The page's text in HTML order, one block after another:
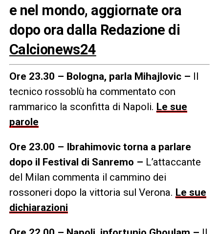
e nel mondo, aggiornate ora
dopo ora dalla Redazione di
Calcionews24
Ore 23.30 – Bologna, parla Mihajlovic – Il
tecnico rossoblù ha commentato con
rammarico la sconfitta di Napoli. Le sue
parole
Ore 23.00 – Ibrahimovic torna a parlare
dopo il Festival di Sanremo – L’attaccante
del Milan commenta il cammino dei
rossoneri dopo la vittoria sul Verona. Le sue
dichiarazioni